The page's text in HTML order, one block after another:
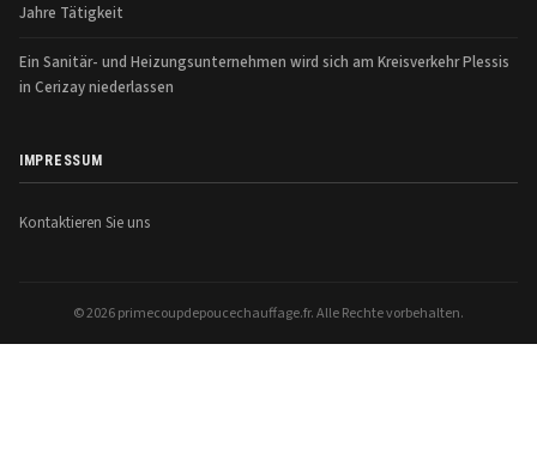
Jahre Tätigkeit
Ein Sanitär- und Heizungsunternehmen wird sich am Kreisverkehr Plessis
in Cerizay niederlassen
IMPRESSUM
Kontaktieren Sie uns
© 2026 primecoupdepoucechauffage.fr. Alle Rechte vorbehalten.